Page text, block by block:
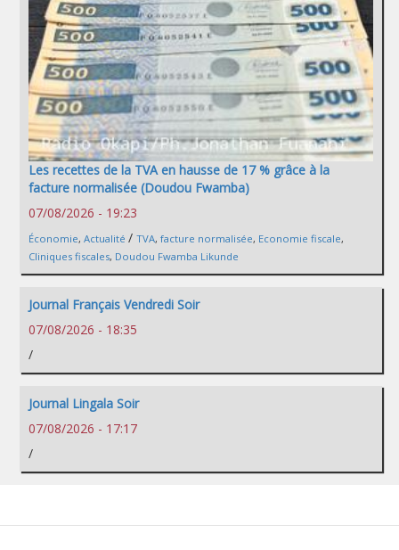
Les recettes de la TVA en hausse de 17 % grâce à la
facture normalisée (Doudou Fwamba)
07/08/2026 - 19:23
Économie, Actualité / TVA, facture normalisée, Economie fiscale,
Cliniques fiscales, Doudou Fwamba Likunde
Journal Français Vendredi Soir
07/08/2026 - 18:35
/
Journal Lingala Soir
07/08/2026 - 17:17
/